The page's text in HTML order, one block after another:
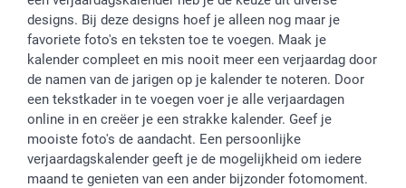
designs. Bij deze designs hoef je alleen nog maar je
favoriete foto's en teksten toe te voegen. Maak je
kalender compleet en mis nooit meer een verjaardag door
de namen van de jarigen op je kalender te noteren. Door
een tekstkader in te voegen voer je alle verjaardagen
online in en creëer je een strakke kalender. Geef je
mooiste foto's de aandacht. Een persoonlijke
verjaardagskalender geeft je de mogelijkheid om iedere
maand te genieten van een ander bijzonder fotomoment.